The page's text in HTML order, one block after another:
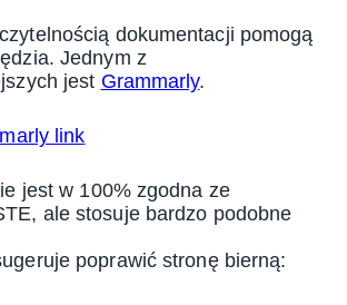
dokumentacji pomogą
Jednym z
jest Grammarly.
jest w 100% zgodna ze
ale stosuje bardzo podobne
poprawić stronę bierną: